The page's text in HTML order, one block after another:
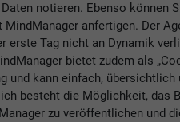
notieren. Ebenso können
anfertigen. Der
erste Tag nicht an Dynamik
bietet zudem als
und kann einfach,
besteht die Möglichkeit, das
zu veröffentlichen und